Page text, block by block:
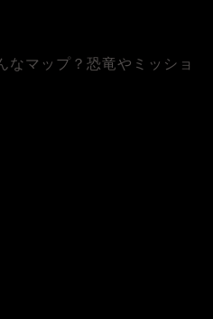
なマップ？恐竜やミッショ